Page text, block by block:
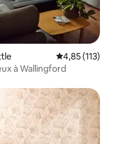
Évaluation
4,85 (113)
à Wallingford
appréciés